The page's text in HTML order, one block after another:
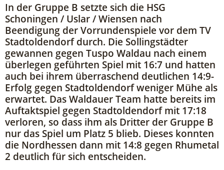
In der Gruppe B setzte sich die HSG
Schoningen / Uslar / Wiensen nach
Beendigung der Vorrundenspiele vor dem TV
Stadtoldendorf durch. Die Sollingstädter
gewannen gegen Tuspo Waldau nach einem
überlegen geführten Spiel mit 16:7 und hatten
auch bei ihrem überraschend deutlichen 14:9-
Erfolg gegen Stadtoldendorf weniger Mühe als
erwartet. Das Waldauer Team hatte bereits im
Auftaktspiel gegen Stadtoldendorf mit 17:18
verloren, so dass ihm als Dritter der Gruppe B
nur das Spiel um Platz 5 blieb. Dieses konnten
die Nordhessen dann mit 14:8 gegen Rhumetal
2 deutlich für sich entscheiden.